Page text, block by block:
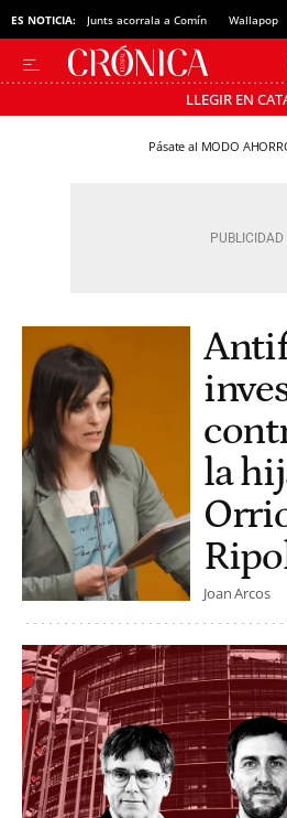
ES NOTICIA: Junts acorrala a Comín Wallapop
LLEGIR EN
Pásate al MODO
la
Joan Arcos